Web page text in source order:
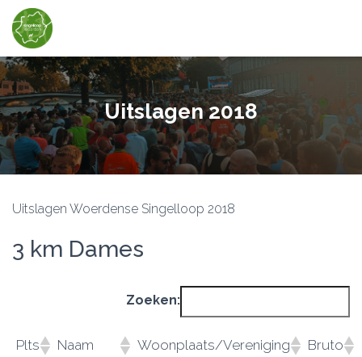
Uitslagen 2018
Uitslagen Woerdense Singelloop 2018
3 km Dames
Zoeken:
Plts Naam Woonplaats/Vereniging Bruto